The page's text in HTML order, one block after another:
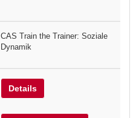
CAS Train the Trainer: Soziale
Dynamik
Details